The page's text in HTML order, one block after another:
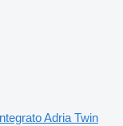
Adria Twin